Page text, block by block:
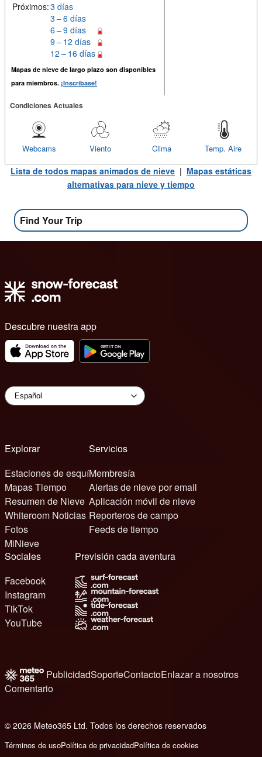
Próximos:3 días
3 – 6 días
6 – 9 días
9 – 12 días
12 – 16 días
Mapas de nieve de largo plazo son disponibles
para miembros. ¡Inscríbase!
Condiciones Actuales
Temp. Aire
Clima
Viento
Webcams
Lista de todos mapas animados de nieve | Mapas estáticas
alternativas para nieve y tiempo
Find Your Trip
Descubre nuestra app
Explorar
Estaciones de esquí
Mapas Tiempo
Resumen de Nieve
Whiteroom Noticias
Fotos
MiNieve
Servicios
Membresía
Alertas de nieve por email
Aplicación móvil de nieve
Reporteros de campo
Feeds de tiempo
Sociales
Facebook
Instagram
TikTok
YouTube
Previsión cada aventura
PublicidadSoporteContactoEnlazar a nosotros
Comentario
© 2026 Meteo365 Ltd. Todos los derechos reservados
Términos de usoPolítica de privacidadPolítica de cookies